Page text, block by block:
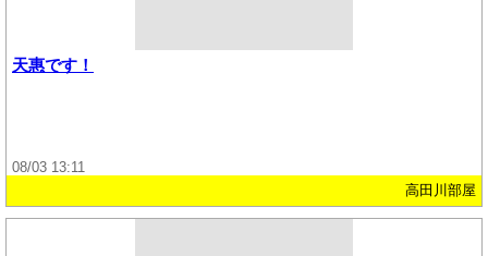
天惠です！
08/03 13:11
高田川部屋